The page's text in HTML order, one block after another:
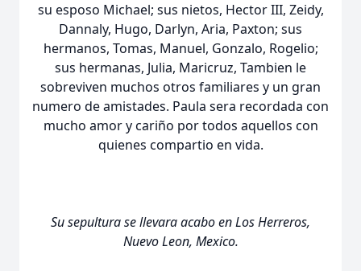
su esposo Michael; sus nietos, Hector III, Zeidy,
Dannaly, Hugo, Darlyn, Aria, Paxton; sus
hermanos, Tomas, Manuel, Gonzalo, Rogelio;
sus hermanas, Julia, Maricruz, Tambien le
sobreviven muchos otros familiares y un gran
numero de amistades. Paula sera recordada con
mucho amor y cariño por todos aquellos con
quienes compartio en vida.
Su sepultura se llevara acabo en Los Herreros,
Nuevo Leon, Mexico.